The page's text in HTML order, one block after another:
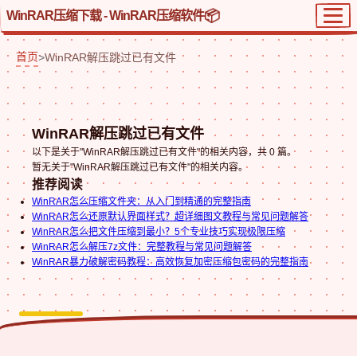
WinRAR压缩下载 - WinRAR压缩软件
首页>WinRAR解压跳过已有文件
WinRAR解压跳过已有文件
以下是关于"WinRAR解压跳过已有文件"的相关内容，共 0 篇。
暂无关于"WinRAR解压跳过已有文件"的相关内容。
推荐阅读
WinRAR怎么压缩文件夹：从入门到精通的完整指南
WinRAR怎么还原默认界面样式？超详细图文教程与常见问题解答
WinRAR怎么把文件压缩到最小？5个专业技巧实现极限压缩
WinRAR怎么解压7z文件：完整教程与常见问题解答
WinRAR暴力破解密码教程：高效恢复加密压缩包密码的完整指南